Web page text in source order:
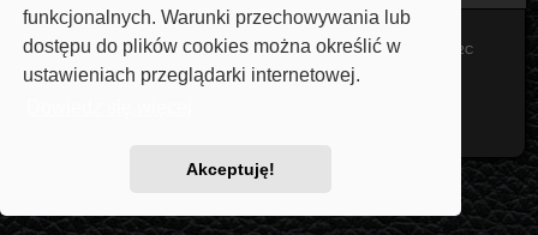
funkcjonalnych. Warunki przechowywania lub
dostępu do plików cookies można określić w
ustawieniach przeglądarki internetowej.
Akceptuję!
Technologię dostarcza
® Forum Software © phpBB Limited
Style: Carbon by Joyce&LunaphpBB-Style-DesignModified by Przemo
V22C
Polski pakiet językowy dostarcza
phpBB.pl